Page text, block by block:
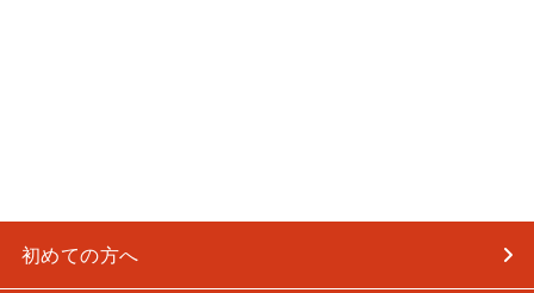
初めての方へ